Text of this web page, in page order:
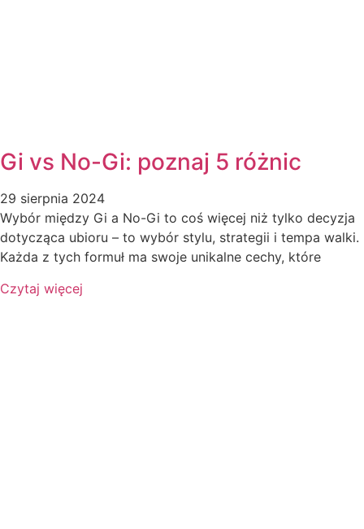
Gi vs No-Gi: poznaj 5 różnic
29 sierpnia 2024
Wybór między Gi a No-Gi to coś więcej niż tylko decyzja
dotycząca ubioru – to wybór stylu, strategii i tempa walki.
Każda z tych formuł ma swoje unikalne cechy, które
Czytaj więcej